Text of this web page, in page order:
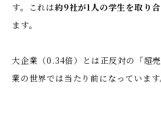
す。これは約9社が1人の学生を取り
ます。
大企業（0.34倍）とは正反対の「超
業の世界では当たり前になっています